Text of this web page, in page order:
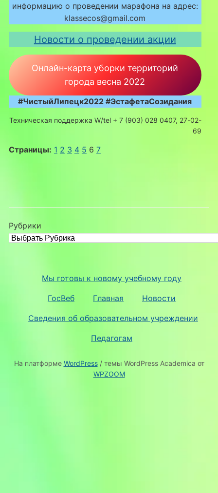
информацию о проведении марафона на адрес:
klassecos@gmail.com
Новости о проведении акции
Онлайн-карта уборки территорий
города весна 2022
#ЧистыйЛипецк2022 #ЭстафетаСозидания
Техническая поддержка W/tel + 7 (903) 028 0407, 27-02-
69
Страницы: 1 2 3 4 5 6 7
Рубрики
Мы готовы к новому учебному году
ГосВеб Главная Новости
Сведения об образовательном учреждении
Педагогам
На платформе WordPress/ темы WordPress Academica от
WPZOOM